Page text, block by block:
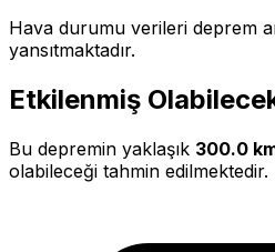
Hava durumu verileri deprem
yansıtmaktadır.
Etkilenmiş
Bu depremin yaklaşık 300.0
olabileceği tahmin edilmektedir.